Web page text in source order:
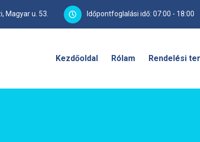
Magyar u. 53. Időpontfoglalási idő: 07:00 - 18:00
Kezdőoldal Rólam Rendelési